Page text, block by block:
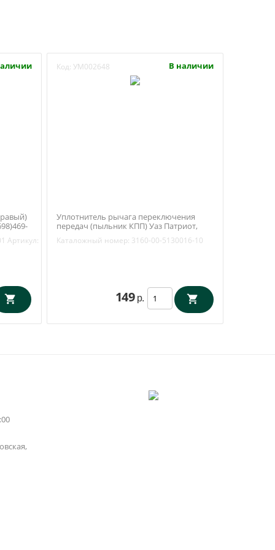
Артикул:
Код: УМ002648 В наличии
Уплотнитель рычага переключения
передач (пыльник КПП) Уаз Патриот,
Каталожный номер: 3160-00-5130016-10
149 р.